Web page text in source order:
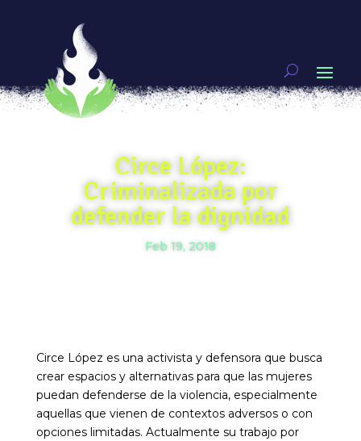
Circe López:
Criminalizada por
defender la dignidad
Feb 19, 2018
Circe López es una activista y defensora que busca
crear espacios y alternativas para que las mujeres
puedan defenderse de la violencia, especialmente
aquellas que vienen de contextos adversos o con
opciones limitadas. Actualmente su trabajo por